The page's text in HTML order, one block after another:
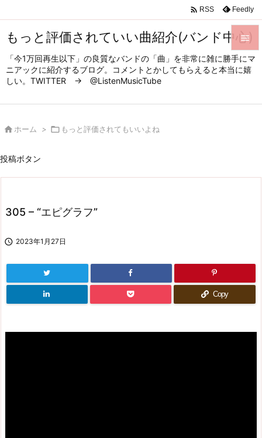
もっと評価されていい曲紹介(バンド中心)
「今1万回再生以下」の良質なバンドの「曲」を非常に雑に勝手にマ
ニアックに紹介するブログ。コメントとかしてもらえると本当に嬉
しい。TWITTER → @ListenMusicTube


メニュ
サイド
 RSS Feedly
 ホーム >  もっと評価されてもいいよね
投稿ボタン
305 – “エピグラフ”
 2023年1月27日
Copy